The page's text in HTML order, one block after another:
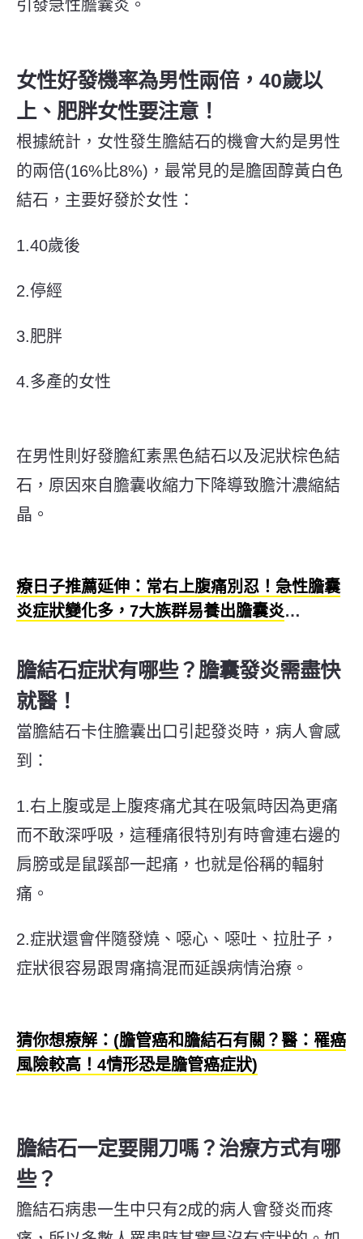
引發急性膽囊炎。
女性好發機率為男性兩倍，40歲以
上、肥胖女性要注意！
根據統計，女性發生膽結石的機會大約是男性
的兩倍(16%比8%)， 最常見的是膽固醇黃白色
結石， 主要好發於女性：
1.40歲後
2.停經
3.肥胖
4.多產的女性
在男性則好發膽紅素黑色結石以及泥狀棕色結
石，原因來自膽囊收縮力下降導致膽汁濃縮結
晶。
療日子推薦延伸：常右上腹痛別忍！急性膽囊
炎症狀變化多，7大族群易養出膽囊炎
膽結石症狀有哪些？膽囊發炎需盡快
就醫！
當膽結石卡住膽囊出口引起發炎時，病人會感
到：
1.右上腹或是上腹疼痛尤其在吸氣時因為更痛
而不敢深呼吸，這種痛很特別有時會連右邊的
肩膀或是鼠蹊部一起痛，也就是俗稱的輻射
痛。
2.症狀還會伴隨發燒、噁心、噁吐、拉肚子，
症狀很容易跟胃痛搞混而延誤病情治療。
猜你想療解：(膽管癌和膽結石有關？醫：罹癌
風險較高！4情形恐是膽管癌症狀)
膽結石一定要開刀嗎？治療方式有哪
些？
膽結石病患一生中只有2成的病人會發炎而疼